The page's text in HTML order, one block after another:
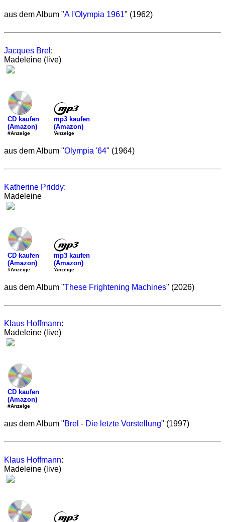
aus dem Album "A l'Olympia 1961" (1962)
Jacques Brel :
Madeleine (live)
CD kaufen
(Amazon)
#Anzeige
mp3 kaufen
(Amazon)
'Anzeige
aus dem Album "Olympia '64" (1964)
Katherine Priddy:
Madeleine
CD kaufen
(Amazon)
#Anzeige
mp3 kaufen
(Amazon)
'Anzeige
aus dem Album "These Frightening Machines" (2026)
Klaus Hoffmann:
Madeleine (live)
CD kaufen
(Amazon)
#Anzeige
aus dem Album "Brel - Die letzte Vorstellung" (1997)
Klaus Hoffmann:
Madeleine (live)